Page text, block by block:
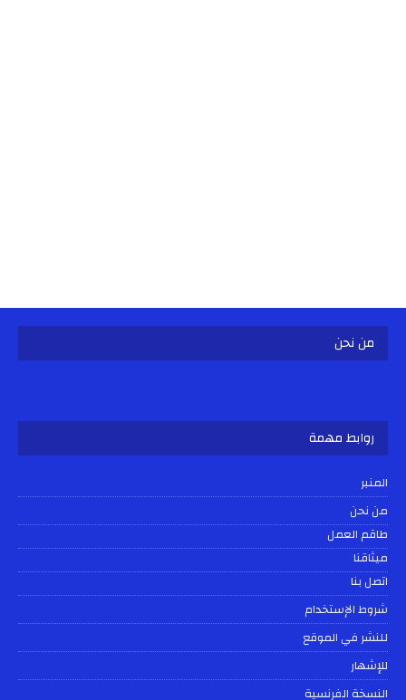
من نحن
روابط مهمة
المنبر
من نحن
طاقم العمل
ميثاقنا
اتصل بنا
شروط الإستخدام
للنشر في الموقع
للإشهار
النسخة الفرنسية